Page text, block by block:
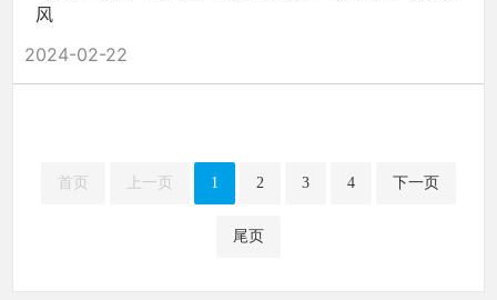
风
2024-02-22
首页 上一页 1 2 3 4 下一页
尾页